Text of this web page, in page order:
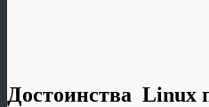
Достоинства Linux